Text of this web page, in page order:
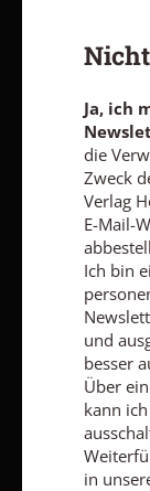
Den
Ich bin
und
Interessen
Mail kann
Ja, ich
die
Zweck
Verlag
E-Mail-
Ich bin
und
besser
Über
kann
in